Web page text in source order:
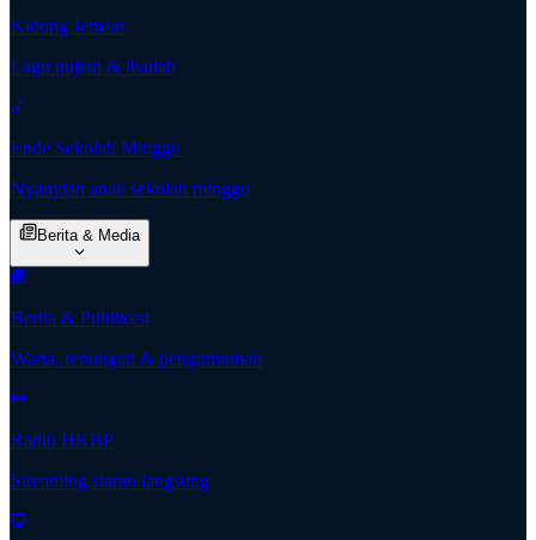
Kidung Jemaat
Lagu pujian & ibadah
Ende Sekolah Minggu
Nyanyian anak sekolah minggu
Berita & Media
Berita & Publikasi
Warta, renungan & pengumuman
Radio HKBP
Streaming siaran langsung